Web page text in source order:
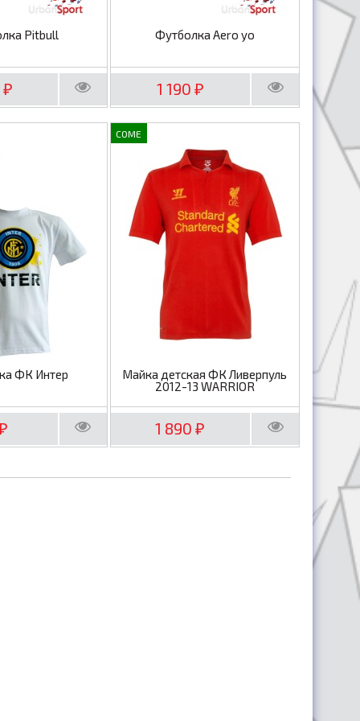
Pitbull
₽
Футболка Aero yo
1 190 ₽
ФК Интер
COME
Майка детская ФК Ливерпуль
2012-13 WARRIOR
1 890₽